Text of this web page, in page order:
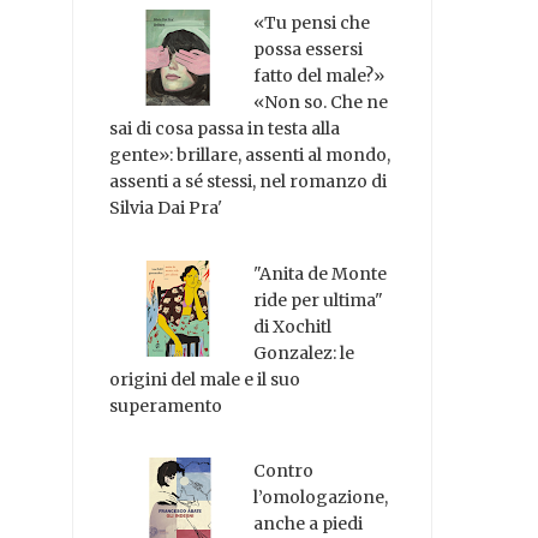
«Tu pensi che
possa essersi
fatto del male?»
«Non so. Che ne
sai di cosa passa in testa alla
gente»: brillare, assenti al mondo,
assenti a sé stessi, nel romanzo di
Silvia Dai Pra'
"Anita de Monte
ride per ultima"
di Xochitl
Gonzalez: le
origini del male e il suo
superamento
Contro
l’omologazione,
anche a piedi